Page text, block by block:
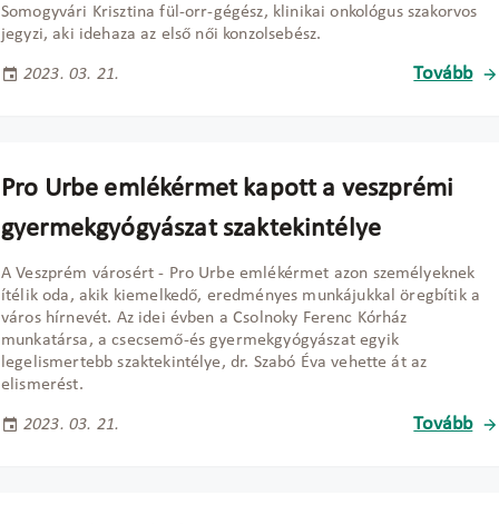
Somogyvári Krisztina fül-orr-gégész, klinikai onkológus szakorvos
jegyzi, aki idehaza az első női konzolsebész.
2023. 03. 21. Tovább
Pro Urbe emlékérmet kapott a veszprémi
gyermekgyógyászat szaktekintélye
A Veszprém városért - Pro Urbe emlékérmet azon személyeknek
ítélik oda, akik kiemelkedő, eredményes munkájukkal öregbítik a
város hírnevét. Az idei évben a Csolnoky Ferenc Kórház
munkatársa, a csecsemő-és gyermekgyógyászat egyik
legelismertebb szaktekintélye, dr. Szabó Éva vehette át az
elismerést.
2023. 03. 21. Tovább